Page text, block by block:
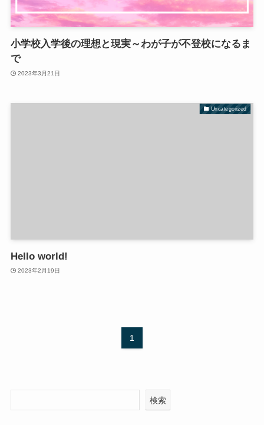
小学校入学後の理想と現実～わが子が不登校になるま
で
2023年3月21日
Uncategorized
Hello world!
2023年2月19日
1
検索